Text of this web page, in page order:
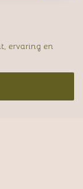
ervaring en